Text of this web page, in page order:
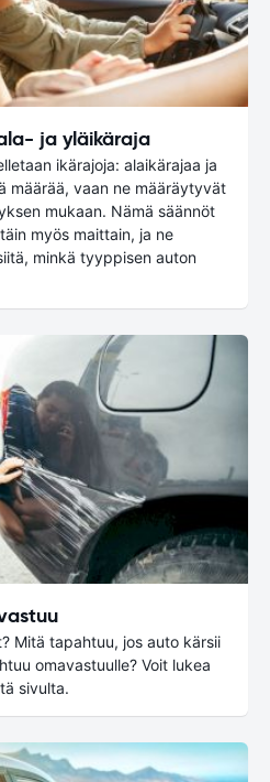
ja yläikäraja
ikärajoja: alaikärajaa ja
määrää, vaan ne määräytyvät
mukaan. Nämä säännöt
myös maittain, ja ne
minkä tyyppisen auton
Mitä tapahtuu, jos auto kärsii
omavastuulle? Voit lukea
sivulta.